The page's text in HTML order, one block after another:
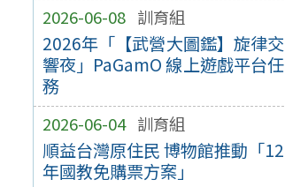
2026-06-08 訓育組
2026年「【武營大圖鑑】旋律交
響夜」PaGamO 線上遊戲平台任
務
2026-06-04 訓育組
順益台灣原住民 博物館推動「12
年國教免購票方案」